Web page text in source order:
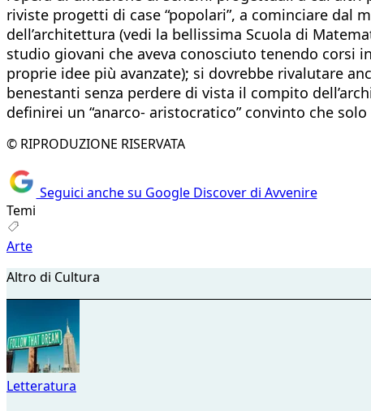
riviste progetti di case “popolari”, a cominciare dal
dell’architettura (vedi la bellissima Scuola di
studio giovani che aveva conosciuto tenendo corsi
proprie idee più avanzate); si dovrebbe rivalutare
benestanti senza perdere di vista il compito
definirei un “anarco- aristocratico” convinto che
© RIPRODUZIONE RISERVATA
Seguici anche su Google Discover di Avvenire
Temi
Arte
Altro di Cultura
Letteratura